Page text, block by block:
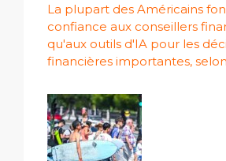
La plupart des Américains
confiance aux conseillers
qu'aux outils d'IA pour les
financières importantes,